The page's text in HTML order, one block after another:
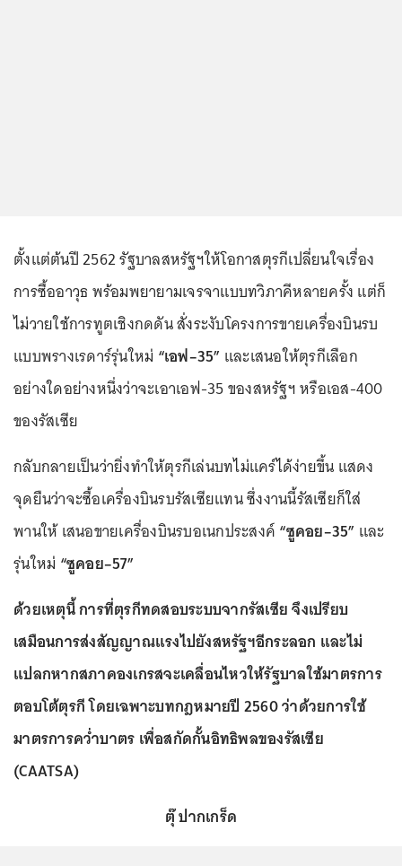
ตั้งแต่ต้นปี 2562 รัฐบาลสหรัฐฯให้โอกาสตุรกีเปลี่ยนใจเรื่อง
การซื้ออาวุธ พร้อมพยายามเจรจาแบบทวิภาคีหลายครั้ง แต่ก็
ไม่วายใช้การทูตเชิงกดดัน สั่งระงับโครงการขายเครื่องบินรบ
แบบพรางเรดาร์รุ่นใหม่ “เอฟ–35” และเสนอให้ตุรกีเลือก
อย่างใดอย่างหนึ่งว่าจะเอาเอฟ-35 ของสหรัฐฯ หรือเอส-400
ของรัสเซีย
กลับกลายเป็นว่ายิ่งทำให้ตุรกีเล่นบทไม่แคร์ได้ง่ายขึ้น แสดง
จุดยืนว่าจะซื้อเครื่องบินรบรัสเซียแทน ซึ่งงานนี้รัสเซียก็ใส่
พานให้ เสนอขายเครื่องบินรบอเนกประสงค์ “ซูคอย–35” และ
รุ่นใหม่ “ซูคอย–57”
ด้วยเหตุนี้ การที่ตุรกีทดสอบระบบจากรัสเซีย จึงเปรียบ
เสมือนการส่งสัญญาณแรงไปยังสหรัฐฯอีกระลอก และไม่
แปลกหากสภาคองเกรสจะเคลื่อนไหวให้รัฐบาลใช้มาตรการ
ตอบโต้ตุรกี โดยเฉพาะบทกฎหมายปี 2560 ว่าด้วยการใช้
มาตรการคว่ำบาตร เพื่อสกัดกั้นอิทธิพลของรัสเซีย
(CAATSA)
ตุ๊ ปากเกร็ด